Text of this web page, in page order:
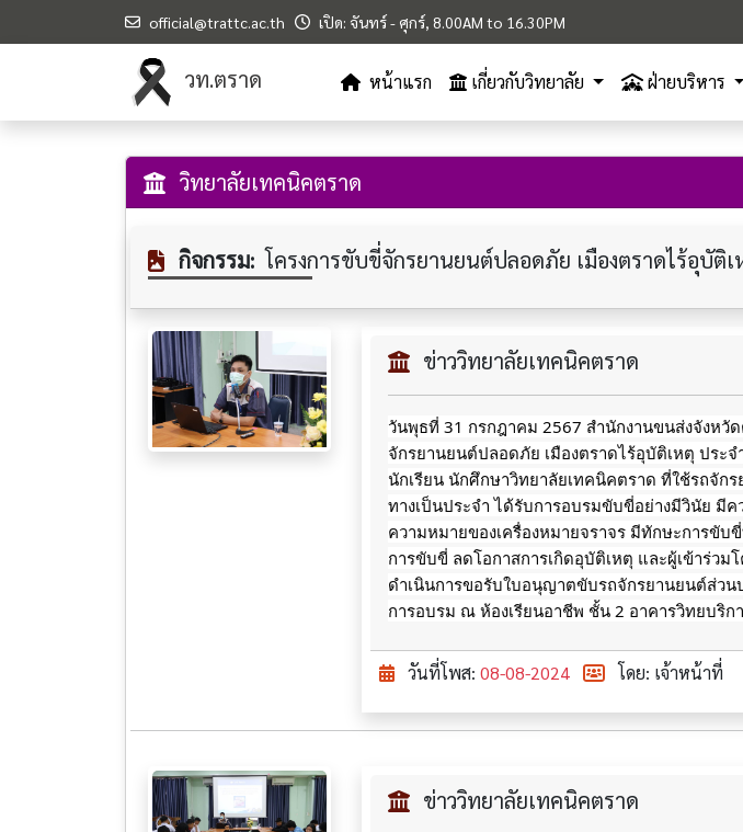
official@trattc.ac.th เปิด: จันทร์ - ศุกร์, 8.00AM to 16.30PM
วท.ตราด หน้าแรก เกี่ยวกับวิทยาลัย ฝ่ายบริหาร
วิทยาลัยเทคนิคตราด
กิจกรรม: โครงการขับขี่จักรยานยนต์ปลอดภัย เมืองตราดไร้อุบัติเ
ข่าววิทยาลัยเทคนิคตราด
วันพุธที่ 31 กรกฎาคม 2567 สำนักงานขนส่งจังหวั
จักรยานยนต์ปลอดภัย เมืองตราดไร้อุบัติเหตุ ประ
นักเรียน นักศึกษาวิทยาลัยเทคนิคตราด ที่ใช้รถจัก
ทางเป็นประจำ ได้รับการอบรมขับขี่อย่างมีวินัย มีค
ความหมายของเครื่องหมายจราจร มีทักษะการขั
การขับขี่ ลดโอกาสการเกิดอุบัติเหตุ และผู้เข้าร่วม
ดำเนินการขอรับใบอนุญาตขับรถจักรยานยนต์ส่วน
การอบรม ณ ห้องเรียนอาชีพ ชั้น 2 อาคารวิทยบริก
วันที่โพส:08-08-2024 โดย: เจ้าหน้าที่
ข่าววิทยาลัยเทคนิคตราด